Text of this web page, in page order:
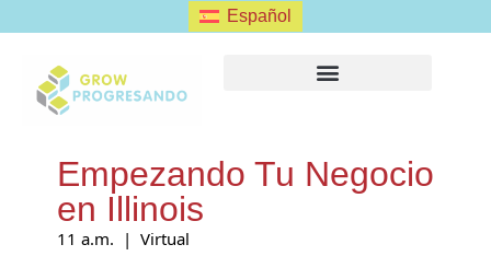
Español
Empezando Tu Negocio
en Illinois
11 a.m. | Virtual